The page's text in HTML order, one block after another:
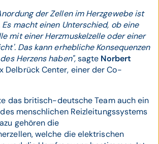
der Zellen im Herzgewebe ist
macht einen Unterschied, ob eine
mit einer Herzmuskelzelle oder einer
Das kann erhebliche Konsequenzen
Herzens haben",sagte Norbert
Delbrück Center, einer der Co-
das britisch-deutsche Team auch ein
menschlichen Reizleitungssystems
gehören die
welche die elektrischen